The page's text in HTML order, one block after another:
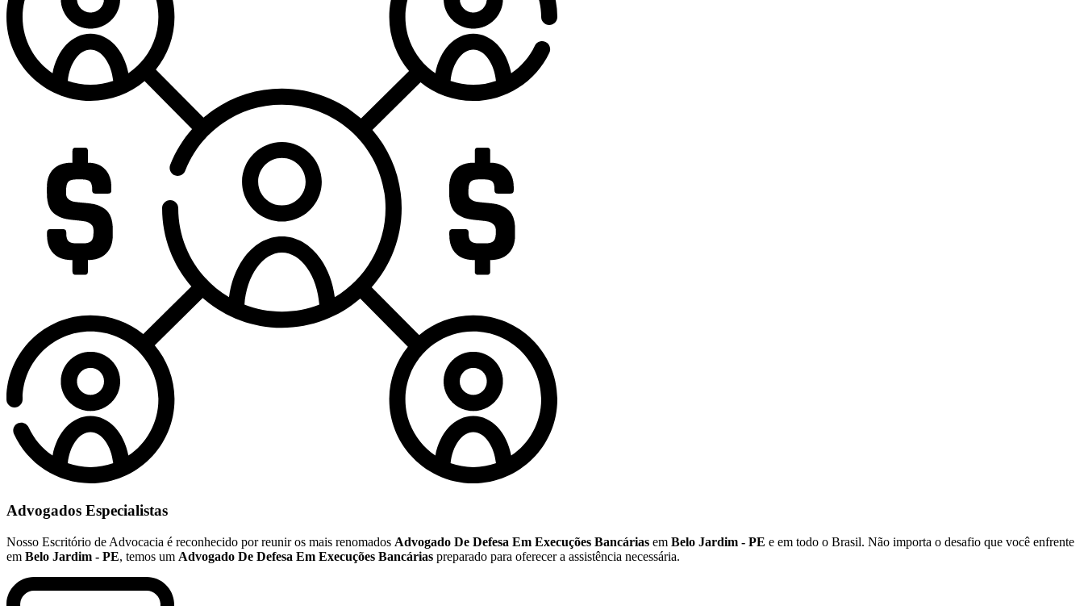
Advogados Especialistas
Nosso Escritório de Advocacia é reconhecido por reunir os mais renomados Advogado De Defesa Em Execuções Bancárias em Belo Jardim - PE e em todo o Brasil. Não importa o desafio que você enfrente
em Belo Jardim - PE, temos um Advogado De Defesa Em Execuções Bancárias preparado para oferecer a assistência necessária.